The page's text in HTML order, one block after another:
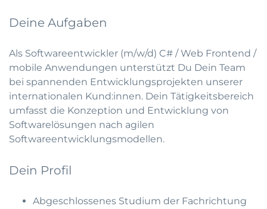
Deine Aufgaben
Als Softwareentwickler (m/w/d) C# / Web Frontend /
mobile Anwendungen unterstützt Du Dein Team
bei spannenden Entwicklungsprojekten unserer
internationalen Kund:innen. Dein Tätigkeitsbereich
umfasst die Konzeption und Entwicklung von
Softwarelösungen nach agilen
Softwareentwicklungsmodellen.
Dein Profil
Abgeschlossenes Studium der Fachrichtung